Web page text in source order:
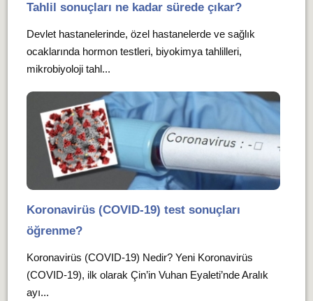
Tahlil sonuçları ne kadar sürede çıkar?
Devlet hastanelerinde, özel hastanelerde ve sağlık
ocaklarında hormon testleri, biyokimya tahlilleri,
mikrobiyoloji tahl...
Koronavirüs (COVID-19) test sonuçları
öğrenme?
Koronavirüs (COVID-19) Nedir? Yeni Koronavirüs
(COVID-19), ilk olarak Çin’in Vuhan Eyaleti’nde Aralık
ayı...